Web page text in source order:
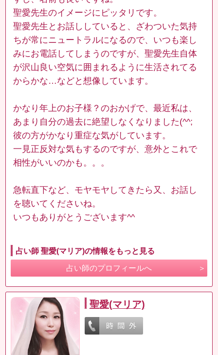
聖愛先生のイメージにピッタリです。
聖愛先生とお話ししていると、ざわついた気持
ちが常にニュートラルになるので、いつも楽し
みにお電話してしまうのですが、聖愛先生自体
が沢山良い空気に囲まれるように生活されてる
からかな…などと想像しています。
かなり年上のお子様？のおかげで、最近私は、
あまり自分の過去に絶望しなくなりました(^^;
彼の方がかなり重症な気がしています。
一見正反対な気もするのですが、意外とこれで
相性がいいのかも。。。
急転直下など、モヤモヤしてきたら又、お話し
を聴いてくださいね。
いつもありがとうございます^^
占い師 聖愛(マリア)の情報をもっと見る
占い師のプロフィールへ
聖愛(マリア)